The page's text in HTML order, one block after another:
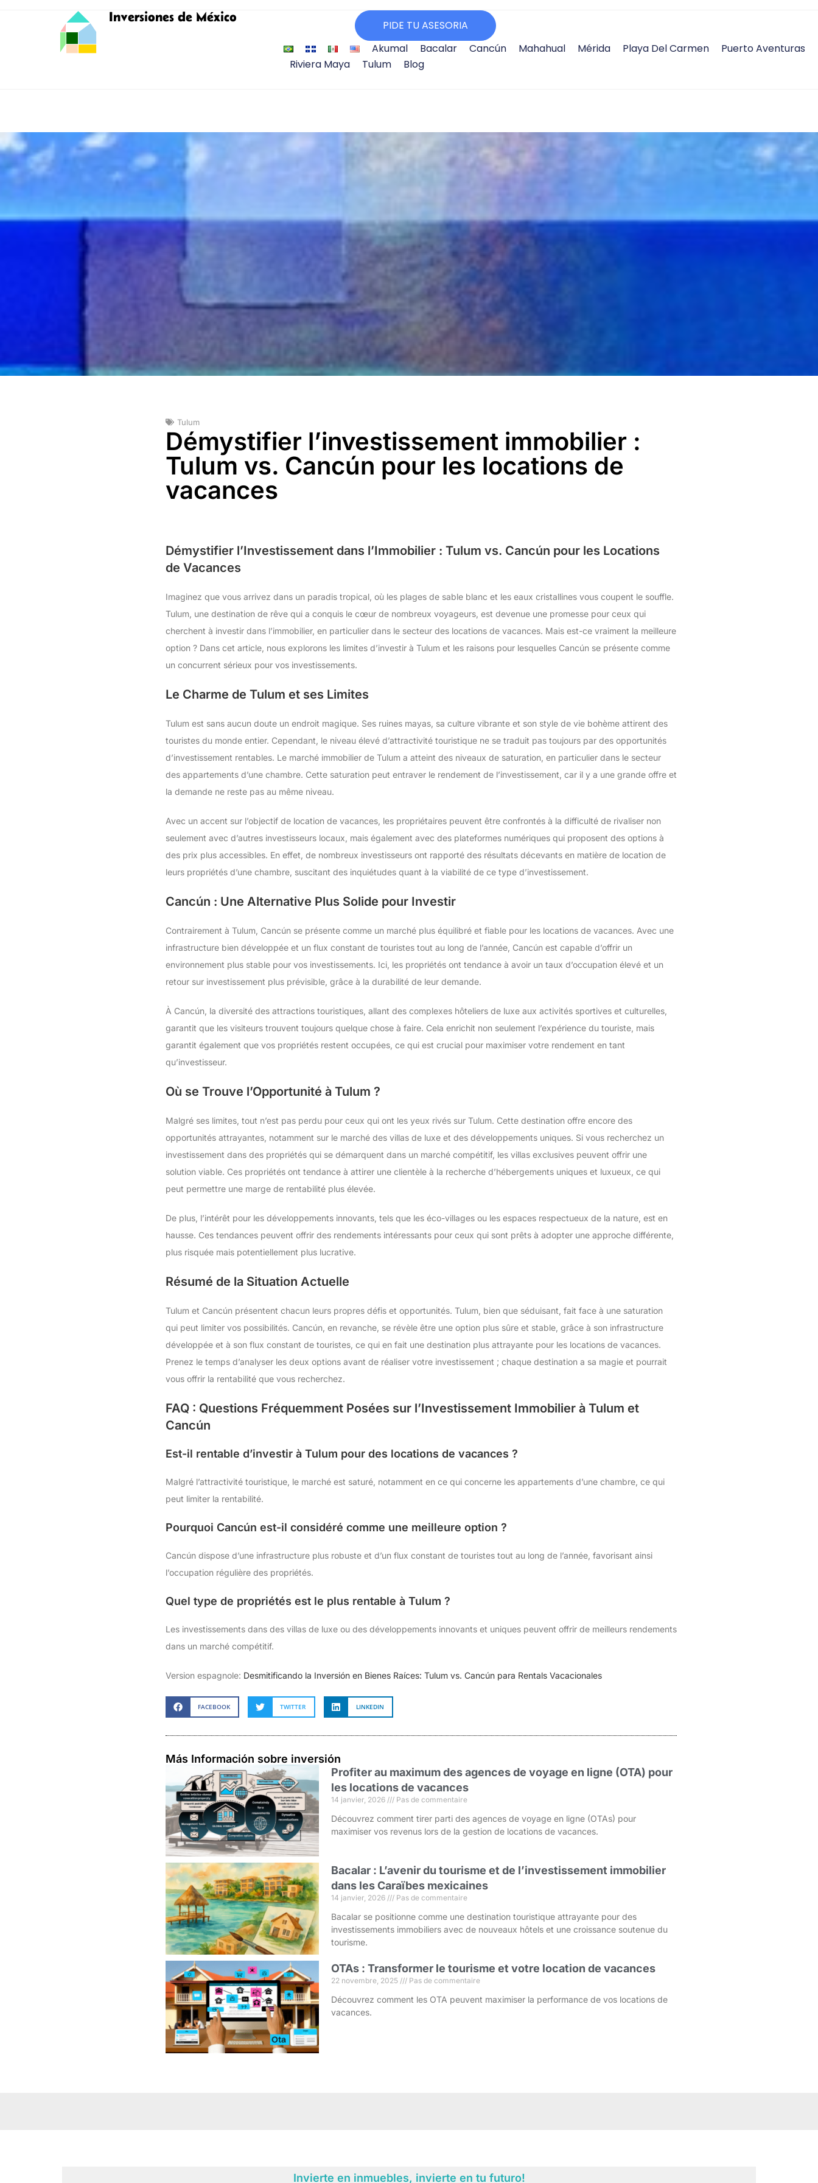
Inversiones de México
PIDE TU ASESORIA
Akumal
Bacalar Cancún Mahahual Mérida Playa Del Carmen Puerto Aventuras
Riviera Maya
Tulum Blog
Tulum
Démystifier l’investissement immobilier :
Tulum vs. Cancún pour les locations de
vacances
Démystifier l’Investissement dans l’Immobilier : Tulum vs. Cancún pour les Locations
de Vacances
Imaginez que vous arrivez dans un paradis tropical, où les plages de sable blanc et les eaux cristallines vous coupent le souffle.
Tulum, une destination de rêve qui a conquis le cœur de nombreux voyageurs, est devenue une promesse pour ceux qui
cherchent à investir dans l’immobilier, en particulier dans le secteur des locations de vacances. Mais est-ce vraiment la meilleure
option ? Dans cet article, nous explorons les limites d’investir à Tulum et les raisons pour lesquelles Cancún se présente comme
un concurrent sérieux pour vos investissements.
Le Charme de Tulum et ses Limites
Tulum est sans aucun doute un endroit magique. Ses ruines mayas, sa culture vibrante et son style de vie bohème attirent des
touristes du monde entier. Cependant, le niveau élevé d’attractivité touristique ne se traduit pas toujours par des opportunités
d’investissement rentables. Le marché immobilier de Tulum a atteint des niveaux de saturation, en particulier dans le secteur
des appartements d’une chambre. Cette saturation peut entraver le rendement de l’investissement, car il y a une grande offre et
la demande ne reste pas au même niveau.
Avec un accent sur l’objectif de location de vacances, les propriétaires peuvent être confrontés à la difficulté de rivaliser non
seulement avec d’autres investisseurs locaux, mais également avec des plateformes numériques qui proposent des options à
des prix plus accessibles. En effet, de nombreux investisseurs ont rapporté des résultats décevants en matière de location de
leurs propriétés d’une chambre, suscitant des inquiétudes quant à la viabilité de ce type d’investissement.
Cancún : Une Alternative Plus Solide pour Investir
Contrairement à Tulum, Cancún se présente comme un marché plus équilibré et fiable pour les locations de vacances. Avec une
infrastructure bien développée et un flux constant de touristes tout au long de l’année, Cancún est capable d’offrir un
environnement plus stable pour vos investissements. Ici, les propriétés ont tendance à avoir un taux d’occupation élevé et un
retour sur investissement plus prévisible, grâce à la durabilité de leur demande.
À Cancún, la diversité des attractions touristiques, allant des complexes hôteliers de luxe aux activités sportives et culturelles,
garantit que les visiteurs trouvent toujours quelque chose à faire. Cela enrichit non seulement l’expérience du touriste, mais
garantit également que vos propriétés restent occupées, ce qui est crucial pour maximiser votre rendement en tant
qu’investisseur.
Où se Trouve l’Opportunité à Tulum ?
Malgré ses limites, tout n’est pas perdu pour ceux qui ont les yeux rivés sur Tulum. Cette destination offre encore des
opportunités attrayantes, notamment sur le marché des villas de luxe et des développements uniques. Si vous recherchez un
investissement dans des propriétés qui se démarquent dans un marché compétitif, les villas exclusives peuvent offrir une
solution viable. Ces propriétés ont tendance à attirer une clientèle à la recherche d’hébergements uniques et luxueux, ce qui
peut permettre une marge de rentabilité plus élevée.
De plus, l’intérêt pour les développements innovants, tels que les éco-villages ou les espaces respectueux de la nature, est en
hausse. Ces tendances peuvent offrir des rendements intéressants pour ceux qui sont prêts à adopter une approche différente,
plus risquée mais potentiellement plus lucrative.
Résumé de la Situation Actuelle
Tulum et Cancún présentent chacun leurs propres défis et opportunités. Tulum, bien que séduisant, fait face à une saturation
qui peut limiter vos possibilités. Cancún, en revanche, se révèle être une option plus sûre et stable, grâce à son infrastructure
développée et à son flux constant de touristes, ce qui en fait une destination plus attrayante pour les locations de vacances.
Prenez le temps d’analyser les deux options avant de réaliser votre investissement ; chaque destination a sa magie et pourrait
vous offrir la rentabilité que vous recherchez.
FAQ : Questions Fréquemment Posées sur l’Investissement Immobilier à Tulum et
Cancún
Est-il rentable d’investir à Tulum pour des locations de vacances ?
Malgré l’attractivité touristique, le marché est saturé, notamment en ce qui concerne les appartements d’une chambre, ce qui
peut limiter la rentabilité.
Pourquoi Cancún est-il considéré comme une meilleure option ?
Cancún dispose d’une infrastructure plus robuste et d’un flux constant de touristes tout au long de l’année, favorisant ainsi
l’occupation régulière des propriétés.
Quel type de propriétés est le plus rentable à Tulum ?
Les investissements dans des villas de luxe ou des développements innovants et uniques peuvent offrir de meilleurs rendements
dans un marché compétitif.
Version espagnole: Desmitificando la Inversión en Bienes Raíces: Tulum vs. Cancún para Rentals Vacacionales
FACEBOOK TWITTER LINKEDIN
Más Información sobre inversión
Profiter au maximum des agences de voyage en ligne (OTA) pour
les locations de vacances
14 janvier, 2026 Pas de commentaire
Découvrez comment tirer parti des agences de voyage en ligne (OTAs) pour
maximiser vos revenus lors de la gestion de locations de vacances.
Bacalar : L’avenir du tourisme et de l’investissement immobilier
dans les Caraïbes mexicaines
14 janvier, 2026 Pas de commentaire
Bacalar se positionne comme une destination touristique attrayante pour des
investissements immobiliers avec de nouveaux hôtels et une croissance soutenue du
tourisme.
OTAs : Transformer le tourisme et votre location de vacances
22 novembre, 2025 Pas de commentaire
Découvrez comment les OTA peuvent maximiser la performance de vos locations de
vacances.
Invierte en inmuebles, invierte en tu futuro!